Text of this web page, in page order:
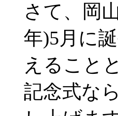
さて、岡
年)5月に
えること
記念式な